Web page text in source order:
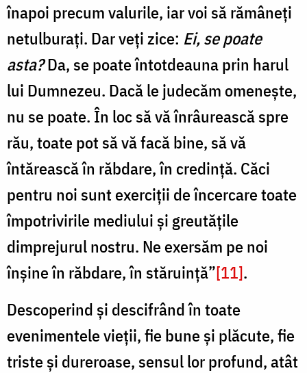
înapoi precum valurile, iar voi să rămâneți
netulburați. Dar veți zice: Ei, se poate
asta?Da, se poate întotdeauna prin harul
lui Dumnezeu. Dacă le judecăm omenește,
nu se poate. În loc să vă înrâurească spre
rău, toate pot să vă facă bine, să vă
întărească în răbdare, în credință. Căci
pentru noi sunt exerciții de încercare toate
împotrivirile mediului și greutățile
dimprejurul nostru. Ne exersăm pe noi
înșine în răbdare, în stăruință”[11].
Descoperind și descifrând în toate
evenimentele vieții, fie bune și plăcute, fie
triste și dureroase, sensul lor profund, atât